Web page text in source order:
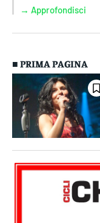
→ Approfondisci
■ PRIMA PAGINA